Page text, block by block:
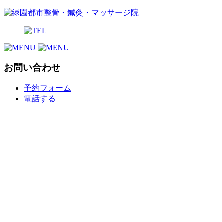
お問い合わせ
予約フォーム
電話する